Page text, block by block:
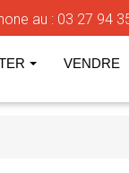
au : 03 27 94
VENDRE